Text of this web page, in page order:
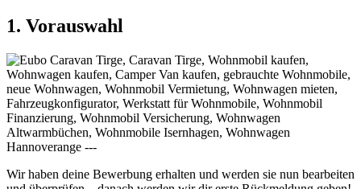
1. Vorauswahl
Wir haben deine Bewerbung erhalten und werden sie nun bearbeiten